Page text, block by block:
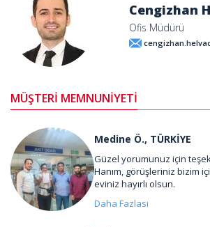
Cengizhan
Ofis Müdürü
MÜŞTERİ MEMNUNİYETİ
Medine Ö., TÜRKİYE
Güzel yorumunuz için
Hanım, görüşleriniz bizim
eviniz hayırlı olsun.
Daha Fazlası